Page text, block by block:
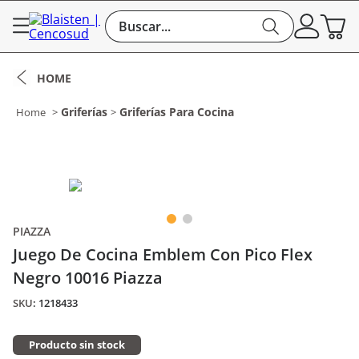
Buscar...
Griferías Griferías Para Cocina
PIAZZA
Juego De Cocina Emblem Con Pico Flex
Negro 10016 Piazza
: 1218433
Producto sin stock